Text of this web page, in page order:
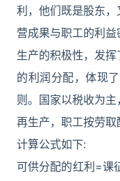
利，他们既是股东
营成果与职工的利
生产的积极性，发
的利润分配，体现
则。国家以税收为
再生产，职工按劳
计算公式如下:
可供分配的红利=课